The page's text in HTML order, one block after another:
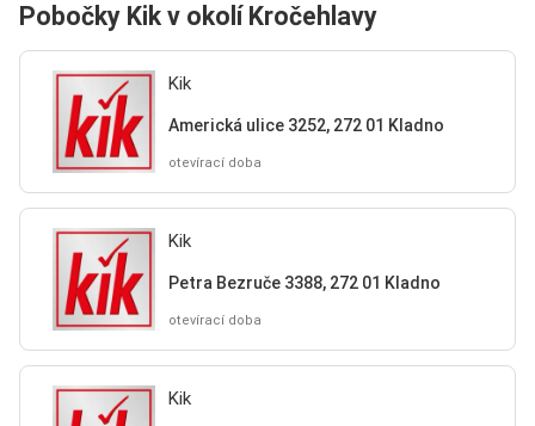
Pobočky Kik v okolí Kročehlavy
Kik
Americká ulice 3252, 272 01 Kladno
otevírací doba
Kik
Petra Bezruče 3388, 272 01 Kladno
otevírací doba
Kik